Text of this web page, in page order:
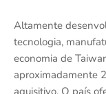
Altamente
tecnologia,
economia de
aproximadamente
aquisitivo. O país